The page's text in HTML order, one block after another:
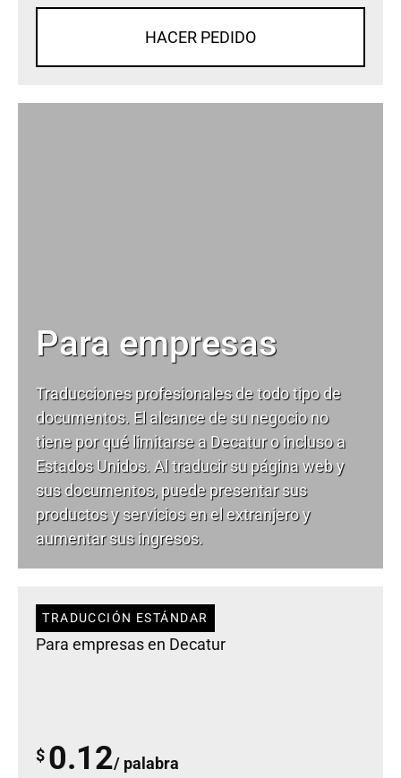
HACER PEDIDO
Para empresas
Traducciones profesionales de todo tipo de
documentos. El alcance de su negocio no
tiene por qué limitarse a Decatur o incluso a
Estados Unidos. Al traducir su página web y
sus documentos, puede presentar sus
productos y servicios en el extranjero y
aumentar sus ingresos.
TRADUCCIÓN ESTÁNDAR
Para empresas en Decatur
$ 0.12/ palabra